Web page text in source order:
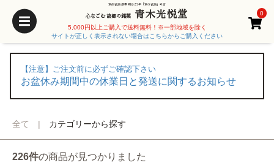
京都老舗 創業 明治25年「京の老舗」受賞
心なごむ 故郷の銘菓 青木光悦堂
5,000円以上ご購入で送料無料！※一部地域を除く
サイトが正しく表示されない場合はこちらからご購入ください
0
【注意】ご注文前に必ずご確認下さい
お盆休み期間中の休業日と発送に関するお知らせ
全て | カテゴリーから探す
226件の商品が見つかりました